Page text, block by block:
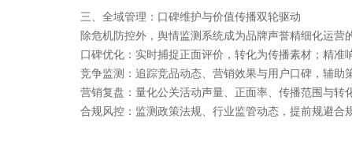
三、全域管理：口碑维护与价值传播双轮驱动
除危机防控外，舆情监测系统成为品牌声誉精细化运营
口碑优化：实时捕捉正面评价，转化为传播素材；精准
竞争监测：追踪竞品动态、营销效果与用户口碑，辅助
营销复盘：量化公关活动声量、正面率、传播范围与转
合规风控：监测政策法规、行业监管动态，提前规避合